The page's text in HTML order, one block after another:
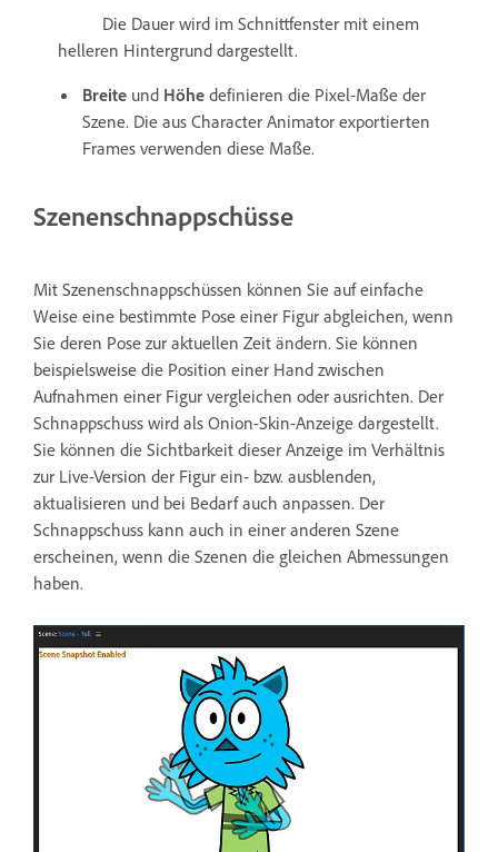
Die Dauer wird im Schnittfenster mit einem
helleren Hintergrund dargestellt.
Breite und Höhe definieren die Pixel-Maße der
Szene. Die aus Character Animator exportierten
Frames verwenden diese Maße.
Szenenschnappschüsse
Mit Szenenschnappschüssen können Sie auf einfache
Weise eine bestimmte Pose einer Figur abgleichen, wenn
Sie deren Pose zur aktuellen Zeit ändern. Sie können
beispielsweise die Position einer Hand zwischen
Aufnahmen einer Figur vergleichen oder ausrichten. Der
Schnappschuss wird als Onion-Skin-Anzeige dargestellt.
Sie können die Sichtbarkeit dieser Anzeige im Verhältnis
zur Live-Version der Figur ein- bzw. ausblenden,
aktualisieren und bei Bedarf auch anpassen. Der
Schnappschuss kann auch in einer anderen Szene
erscheinen, wenn die Szenen die gleichen Abmessungen
haben.